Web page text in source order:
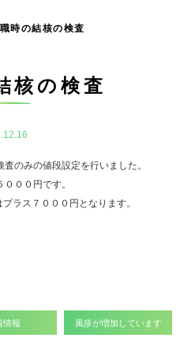
時の結核の検査
核の検査
のみの値段設定を行いました。
００円です。
ラス７０００円となります。
情報 風疹が増加しています